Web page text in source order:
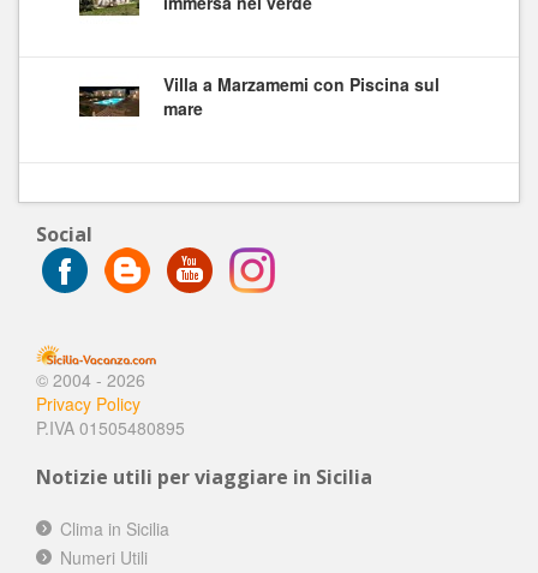
Villa a Marzamemi con Piscina sul
mare
Social
© 2004 - 2026
Privacy Policy
P.IVA 01505480895
Notizie utili per viaggiare in Sicilia
Clima in Sicilia
Numeri Utili